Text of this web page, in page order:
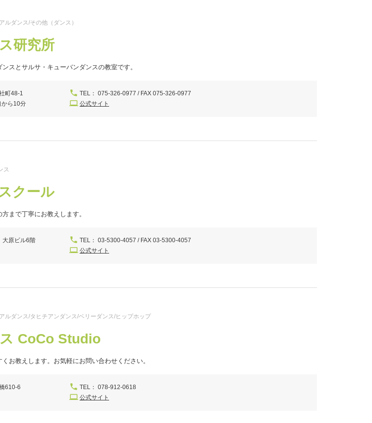
ルダンス/その他（ダンス）
研究所
スとサルサ・キューバンダンスの教室です。
町48-1
から10分
TEL： 075-326-0977 / FAX 075-326-0977
公式サイト
ス
クール
まで丁寧にお教えします。
原ビル6階
TEL： 03-5300-4057 / FAX 03-5300-4057
公式サイト
ルダンス/タヒチアンダンス/ベリーダンス/ヒップホップ
CoCo Studio
お教えします。お気軽にお問い合わせください。
610-6
TEL： 078-912-0618
公式サイト